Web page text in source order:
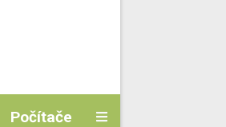
Počítače